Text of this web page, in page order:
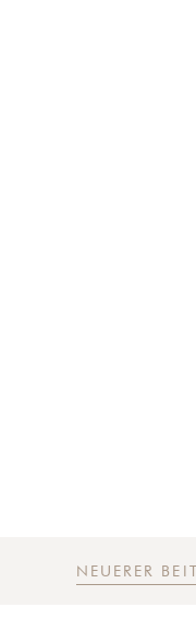
NEUERER